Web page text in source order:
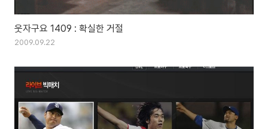
웃자구요 1409 : 확실한 거절
2009.09.22